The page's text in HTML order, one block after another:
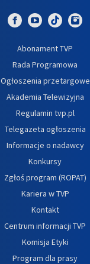
Abonament TVP
Rada Programowa
Ogłoszenia przetargowe
Akademia Telewizyjna
Regulamin tvp.pl
Telegazeta ogłoszenia
Informacje o nadawcy
Konkursy
Zgłoś program (ROPAT)
Kariera w TVP
Kontakt
Centrum informacji TVP
Komisja Etyki
Program dla prasy